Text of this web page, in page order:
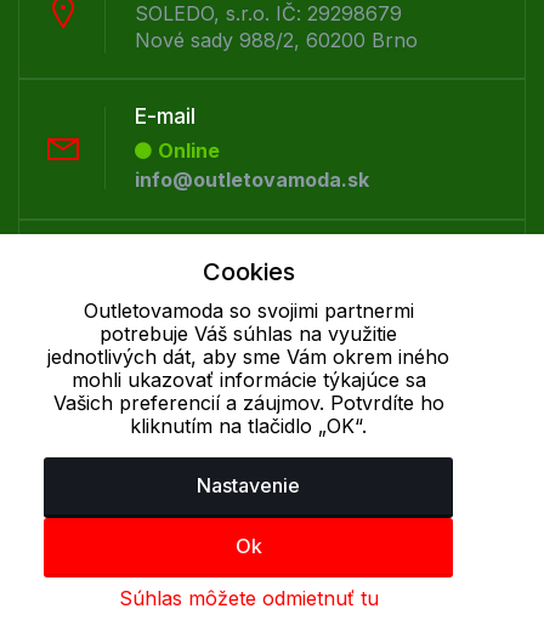
SOLEDO, s.r.o. IČ: 29298679
Nové sady 988/2, 60200 Brno
E-mail
Online
info@outletovamoda.sk
Telefón:
+421 277 270 055
Cookie - podrobné nastavenie|Ďalšie informácie|Spracovanie
osobných údajov
Cookies
Outletovamoda so svojimi partnermi
potrebuje Váš súhlas na využitie
jednotlivých dát, aby sme Vám okrem iného
mohli ukazovať informácie týkajúce sa
Vašich preferencií a záujmov. Potvrdíte ho
kliknutím na tlačidlo „OK“.
Nastavenie
Ok
Súhlas môžete odmietnuť tu